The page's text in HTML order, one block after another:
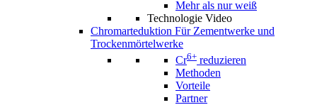
Mehr als nur weiß
Technologie Video
Chromarteduktion Für Zementwerke und
Trockenmörtelwerke
Cr6+ reduzieren
Methoden
Vorteile
Partner